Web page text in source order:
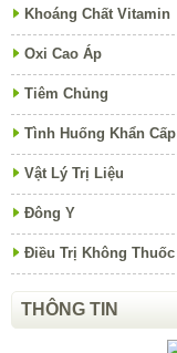
Khoáng Chất Vitamin
Oxi Cao Áp
Tiêm Chủng
Tình Huống Khẩn Cấp
Vật Lý Trị Liệu
Đông Y
Điều Trị Không Thuốc
THÔNG TIN